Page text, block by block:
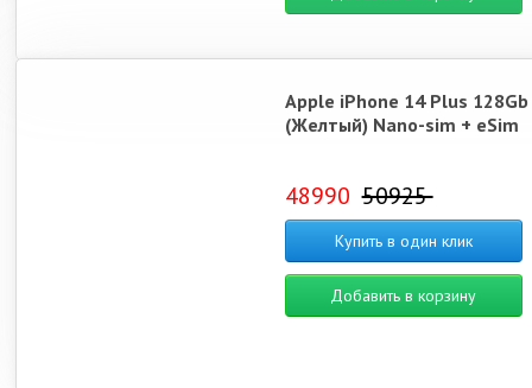
Apple iPhone 14 Plus
(Желтый) Nano-sim + eSim
48990 50925
Купить в один клик
Добавить в корзину